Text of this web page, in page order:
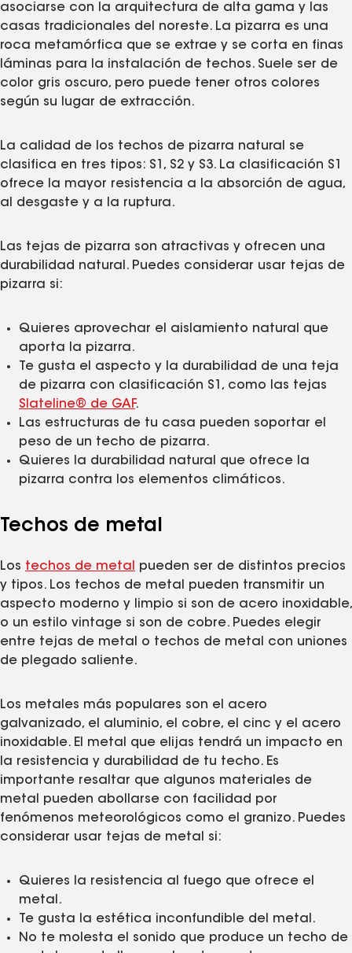
asociarse con la arquitectura de alta gama y las
casas tradicionales del noreste. La pizarra es una
roca metamórfica que se extrae y se corta en finas
láminas para la instalación de techos. Suele ser de
color gris oscuro, pero puede tener otros colores
según su lugar de extracción.
La calidad de los techos de pizarra natural se
clasifica en tres tipos: S1, S2 y S3. La clasificación S1
ofrece la mayor resistencia a la absorción de agua,
al desgaste y a la ruptura.
Las tejas de pizarra son atractivas y ofrecen una
durabilidad natural. Puedes considerar usar tejas de
pizarra si:
Quieres aprovechar el aislamiento natural que
aporta la pizarra.
Te gusta el aspecto y la durabilidad de una teja
de pizarra con clasificación S1, como las tejas
Slateline® de GAF.
Las estructuras de tu casa pueden soportar el
peso de un techo de pizarra.
Quieres la durabilidad natural que ofrece la
pizarra contra los elementos climáticos.
Techos de metal
Los techos de metal
pueden ser de distintos precios
y tipos. Los techos de metal pueden transmitir un
aspecto moderno y limpio si son de acero inoxidable,
o un estilo vintage si son de cobre. Puedes elegir
entre tejas de metal o techos de metal con uniones
de plegado saliente.
Los metales más populares son el acero
galvanizado, el aluminio, el cobre, el cinc y el acero
inoxidable. El metal que elijas tendrá un impacto en
la resistencia y durabilidad de tu techo. Es
importante resaltar que algunos materiales de
metal pueden abollarse con facilidad por
fenómenos meteorológicos como el granizo. Puedes
considerar usar tejas de metal si:
Quieres la resistencia al fuego que ofrece el
metal.
Te gusta la estética inconfundible del metal.
No te molesta el sonido que produce un techo de